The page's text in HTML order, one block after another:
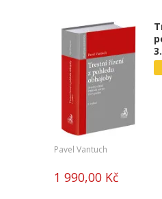
Pavel Vantuch
1 990,00 Kč